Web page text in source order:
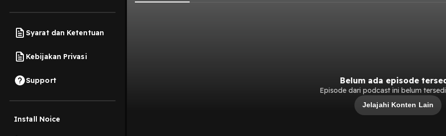
Syarat dan Ketentuan
Kebijakan Privasi
Support
Install Noice
Belum ada episode
Episode dari podcast ini belum
Jelajahi Konten Lain